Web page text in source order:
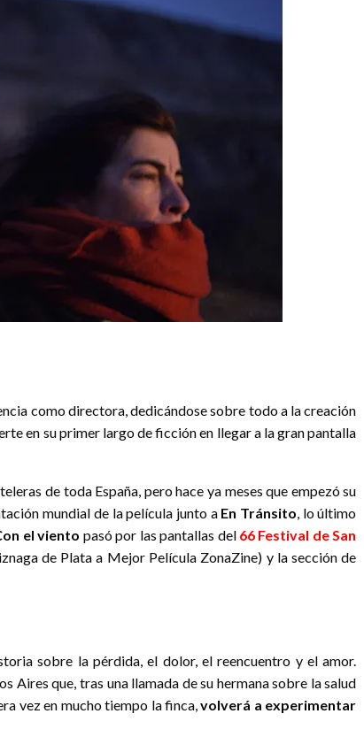
como directora, dedicándose sobre todo a la creación
en su primer largo de ficción en llegar a la gran pantalla
de toda España, pero hace ya meses que empezó su
mundial de la película junto a En Tránsito, lo último
el viento pasó por las pantallas del 66 Festival de San
de Plata a Mejor Película ZonaZine) y la sección de
sobre la pérdida, el dolor, el reencuentro y el amor.
Aires que, tras una llamada de su hermana sobre la salud
vez en mucho tiempo la finca,volverá a experimentar